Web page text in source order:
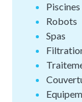
Piscines
Robots
Spas